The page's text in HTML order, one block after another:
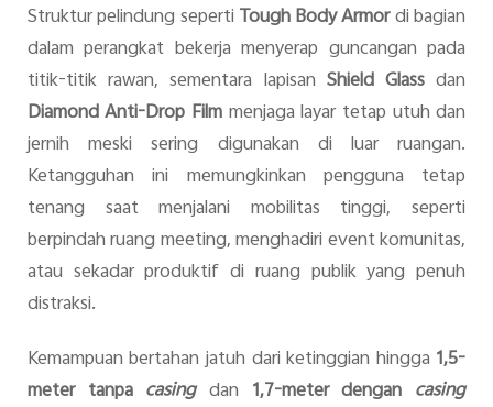
Struktur pelindung seperti Tough Body Armordi bagian
dalam perangkat bekerja menyerap guncangan pada
titik-titik rawan, sementara lapisan Shield Glassdan
Diamond Anti-Drop Film menjaga layar tetap utuh dan
jernih meski sering digunakan di luar ruangan.
Ketangguhan ini memungkinkan pengguna tetap
tenang saat menjalani mobilitas tinggi, seperti
berpindah ruang meeting, menghadiri event komunitas,
atau sekadar produktif di ruang publik yang penuh
distraksi.
Kemampuan bertahan jatuh dari ketinggian hingga 1,5-
meter tanpa casingdan 1,7-meter dengan casing